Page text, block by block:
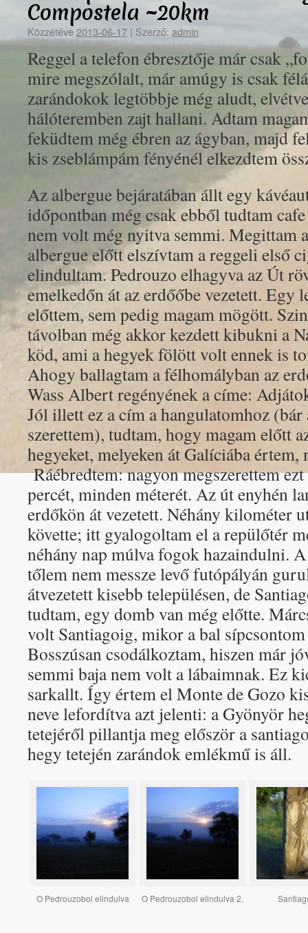
Compostela ~20km
Közzétéve2013-06-17 | Szerző: admin
Reggel a telefon ébresztője már csak
mire megszólalt, már amúgy is csak
zarándokok legtöbbje még aludt,
hálóteremben zajt hallani. Adtam
feküdtem még ébren az ágyban, majd
kis zseblámpám fényénél elkezdtem
Az albergue bejáratában állt egy
időpontban még csak ebből tudtam
nem volt még nyitva semmi. Megittam
albergue előtt elszívtam a reggeli első
elindultam. Pedrouzo elhagyva az Út
emelkedőn át az erdőőbe vezetett. Egy
előttem, sem pedig magam mögött.
távolban még akkor kezdett kibukni a
köd, ami a hegyek fölött volt ennek is
Ahogy ballagtam a félhomályban az
Wass Albert regényének a címe:
Jól illett ez a cím a hangulatomhoz (bár
szerettem), tudtam, hogy magam előtt
hegyeket, melyeken át Galíciába értem,
Ráébredtem: nagyon megszerettem
percét, minden méterét. Az út enyhén
erdőkön át vezetett. Néhány kilométer
követte; itt gyalogoltam el a repülőtér
néhány nap múlva fogok hazaindulni.
tőlem nem messze levő futópályán
átvezetett kisebb településen, de
tudtam, egy domb van még előtte.
volt Santiagoig, mikor a bal
Bosszúsan csodálkoztam, hiszen már
semmi baja nem volt a lábaimnak. Ez
sarkallt. Így értem el Monte de Gozo
neve lefordítva azt jelenti: a Gyönyör
tetejéről pillantja meg először a
hegy tetején zarándok emlékmű is áll.
O Pedrouzobol elindulva O Pedrouzobol elindulva 2.